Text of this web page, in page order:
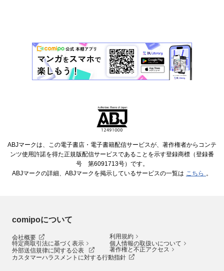
ABJマークは、この電子書店・電子書籍配信サービスが、著作権者からコンテ
ンツ使用許諾を得た正規版配信サービスであることを示す登録商標（登録番
号 第6091713号）です。
ABJマークの詳細、ABJマークを掲示しているサービスの一覧は こちら 。
comipoについて
会社概要
利用規約
特定商取引法に基づく表示
個人情報の取扱いについて
外部送信規律に関する公表
著作権と不正アクセス
カスタマーハラスメントに対する行動指針